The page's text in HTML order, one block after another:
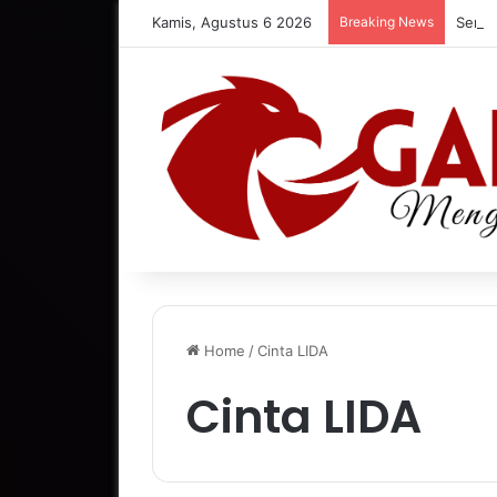
Kamis, Agustus 6 2026 Breaking News
Home /Cinta LIDA
Cinta LIDA